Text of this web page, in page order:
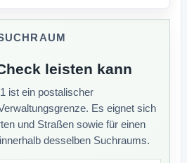
leisten kann
ist ein postalischer
Es eignet sich
und Straßen sowie für einen
desselben Suchraums.